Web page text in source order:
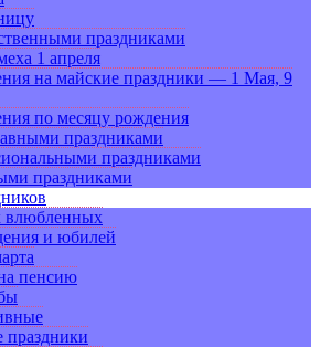
праздниками
1 апреля
на майские праздники — 1 Мая, 9
по месяцу рождения
праздниками
праздниками
праздниками
влюбленных
и юбилей
пенсию